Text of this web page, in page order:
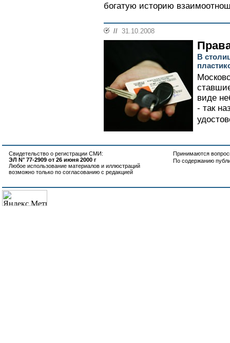
богатую историю
// 31.10.2008
В
виде
- так
Свидетельство о регистрации СМИ:
ЭЛ N° 77-2909 от 26 июня 2000 г
Любое использование материалов и иллюстраций
возможно только по согласованию с редакцией
Принимаются
По содержанию